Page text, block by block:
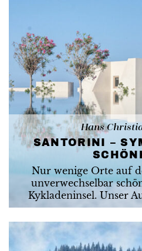
Hans
SANTORINI –
Nur wenige Orte auf
unverwechselbar
Kykladeninsel. Unser